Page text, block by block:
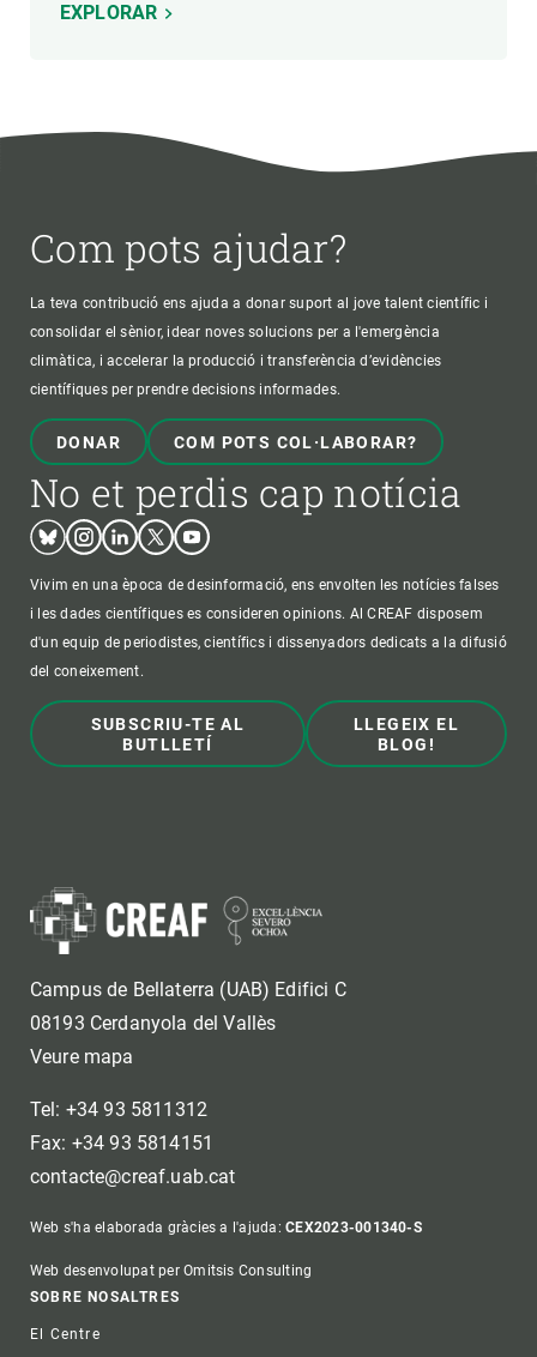
EXPLORAR
Com pots ajudar?
La teva contribució ens ajuda a donar suport al jove talent científic i
consolidar el sènior, idear noves solucions per a l'emergència
climàtica, i accelerar la producció i transferència d’evidències
científiques per prendre decisions informades.
DONAR COM POTS COL·LABORAR?
No et perdis cap notícia
BlueskyInstagram
LinkedinTwitterYoutube
Vivim en una època de desinformació, ens envolten les notícies falses
i les dades científiques es consideren opinions. Al CREAF disposem
d'un equip de periodistes, científics i dissenyadors dedicats a la difusió
del coneixement.
SUBSCRIU-TE AL
BUTLLETÍ
LLEGEIX EL
BLOG!
Campus de Bellaterra (UAB) Edifici C
08193 Cerdanyola del Vallès
Veure mapa
Tel: +34 93 5811312
Fax: +34 93 5814151
contacte@creaf.uab.cat
Web s'ha elaborada gràcies a l'ajuda:CEX2023-001340-S
Web desenvolupat per Omitsis Consulting
Footer
SOBRE NOSALTRES
El Centre